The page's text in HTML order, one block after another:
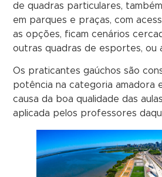
de quadras particulares,
em parques e praças, com
as opções, ficam cenários
outras quadras de esportes, ou
Os praticantes gaúchos são
potência na categoria amadora
causa da boa qualidade das
aplicada pelos professores